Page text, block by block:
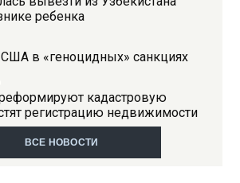
ребенка
в «геноцидных» санкциях
кадастровую
регистрацию недвижимости
ВСЕ НОВОСТИ